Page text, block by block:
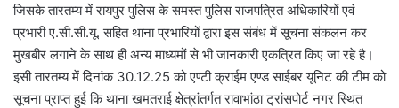
जिसके तारतम्य में रायपुर पुलिस के समस्त पुलिस राजपत्रित अधिकारियों एवं
प्रभारी ए.सी.सी.यू. सहित थाना प्रभारियों द्वारा इस संबंध में सूचना संकलन कर
मुखबीर लगाने के साथ ही अन्य माध्यमों से भी जानकारी एकत्रित किए जा रहे है।
इसी तारतम्य में दिनांक 30.12.25 को एण्टी क्राईम एण्ड साईबर यूनिट की टीम को
सूचना प्राप्त हुई कि थाना खमतराई क्षेत्रांतर्गत रावाभांठा ट्रांसपोर्ट नगर स्थित